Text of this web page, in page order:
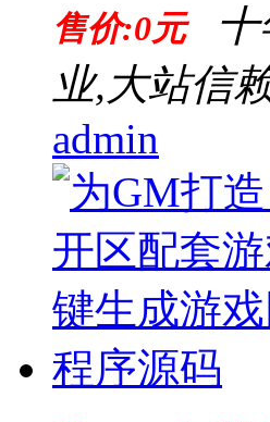
售价:0元
十
业,大站信
admin